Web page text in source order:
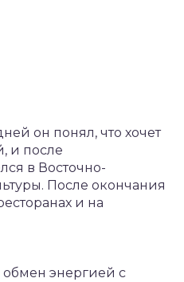
он понял, что хочет
и после
в Восточно-
После окончания
и на
энергией с